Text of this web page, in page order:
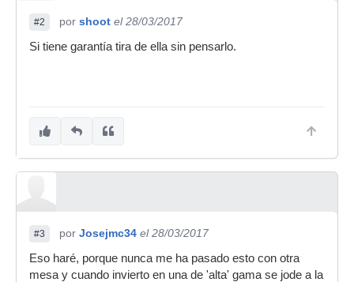
#2 por shoot el 28/03/2017
Si tiene garantía tira de ella sin pensarlo.
#3 por Josejmc34 el 28/03/2017
Eso haré, porque nunca me ha pasado esto con otra
mesa y cuando invierto en una de 'alta' gama se jode a la